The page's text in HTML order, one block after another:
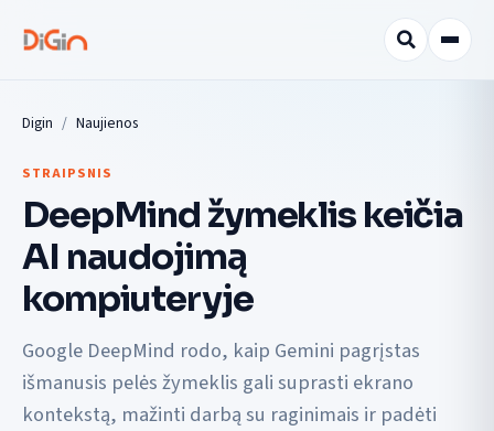
Digin Naujienos
STRAIPSNIS
DeepMind žymeklis keičia
AI naudojimą
kompiuteryje
Google DeepMind rodo, kaip Gemini pagrįstas
išmanusis pelės žymeklis gali suprasti ekrano
kontekstą, mažinti darbą su raginimais ir padėti